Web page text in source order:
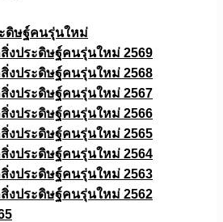
ดิษฐ์คนรุ่นใหม่
งประดิษฐ์คนรุ่นใหม่ 2569
งประดิษฐ์คนรุ่นใหม่ 2568
งประดิษฐ์คนรุ่นใหม่ 2567
งประดิษฐ์คนรุ่นใหม่ 2566
งประดิษฐ์คนรุ่นใหม่ 2565
งประดิษฐ์คนรุ่นใหม่ 2564
งประดิษฐ์คนรุ่นใหม่ 2563
งประดิษฐ์คนรุ่นใหม่ 2562